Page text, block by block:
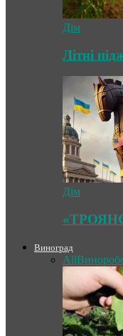
Дім
Літні
Дім
Виноград
All